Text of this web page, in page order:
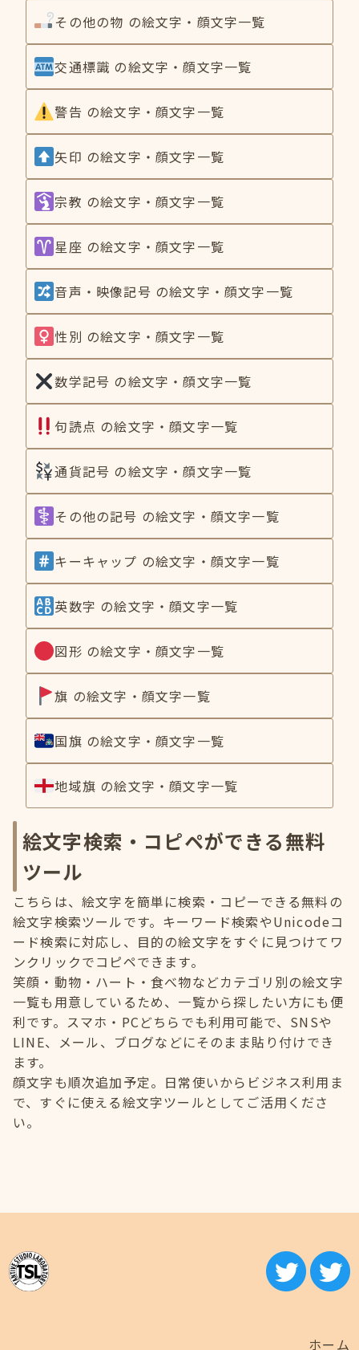
その他の物 の絵文字・顔文字一覧
交通標識 の絵文字・顔文字一覧
警告 の絵文字・顔文字一覧
矢印 の絵文字・顔文字一覧
宗教 の絵文字・顔文字一覧
星座 の絵文字・顔文字一覧
音声・映像記号 の絵文字・顔文字一覧
性別 の絵文字・顔文字一覧
数学記号 の絵文字・顔文字一覧
句読点 の絵文字・顔文字一覧
通貨記号 の絵文字・顔文字一覧
その他の記号 の絵文字・顔文字一覧
キーキャップ の絵文字・顔文字一覧
英数字 の絵文字・顔文字一覧
図形 の絵文字・顔文字一覧
旗 の絵文字・顔文字一覧
国旗 の絵文字・顔文字一覧
地域旗 の絵文字・顔文字一覧
絵文字検索・コピペができる無料
ツール
こちらは、絵文字を簡単に検索・コピーできる無料の
絵文字検索ツールです。キーワード検索やUnicodeコ
ード検索に対応し、目的の絵文字をすぐに見つけてワ
ンクリックでコピペできます。
笑顔・動物・ハート・食べ物などカテゴリ別の絵文字
一覧も用意しているため、一覧から探したい方にも便
利です。スマホ・PCどちらでも利用可能で、SNSや
LINE、メール、ブログなどにそのまま貼り付けでき
ます。
顔文字も順次追加予定。日常使いからビジネス利用ま
で、すぐに使える絵文字ツールとしてご活用くださ
い。
ホーム